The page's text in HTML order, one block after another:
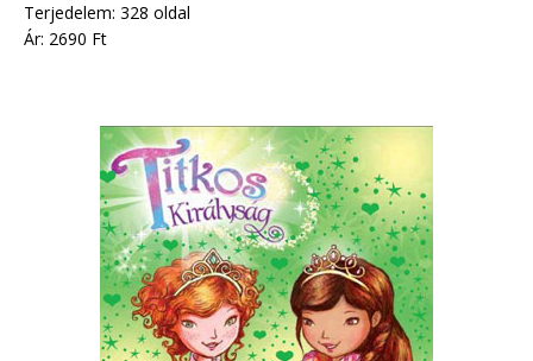
Terjedelem: 328 oldal
Ár: 2690 Ft